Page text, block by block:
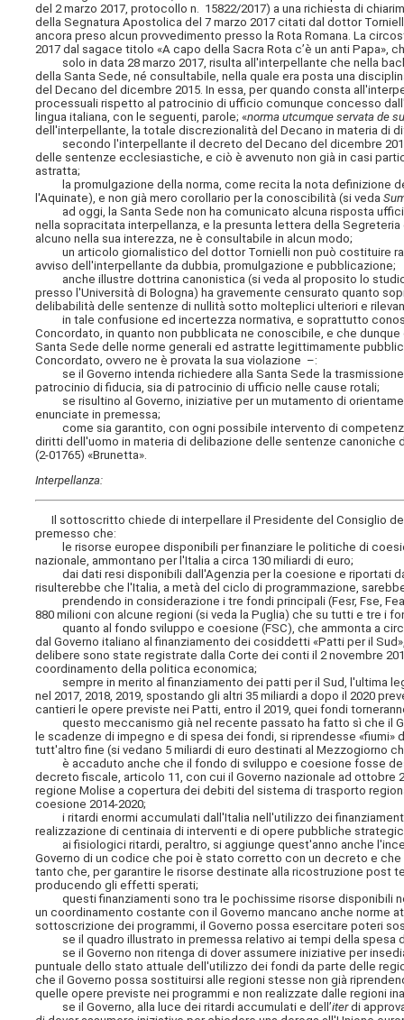
del 2 marzo 2017, protocollo n. 15822/2017) a una richiesta di
della Segnatura Apostolica del 7 marzo 2017 citati dal dottor
ancora preso alcun provvedimento presso la Rota Romana. La
2017 dal sagace titolo «A capo della Sacra Rota c’è un anti
solo in data 28 marzo 2017, risulta all'interpellante che nella
della Santa Sede, né consultabile, nella quale era posta una
del Decano del dicembre 2015. In essa, per quando consta
processuali rispetto al patrocinio di ufficio comunque concesso
lingua italiana, con le seguenti, parole; «norma utcumque servata de
dell'interpellante, la totale discrezionalità del Decano in materia di
secondo l'interpellante il decreto del Decano del dicembre
delle sentenze ecclesiastiche, e ciò è avvenuto non già in casi
astratta;
la promulgazione della norma, come recita la nota definizione
l'Aquinate), e non già mero corollario per la conoscibilità (si veda
ad oggi, la Santa Sede non ha comunicato alcuna risposta
nella sopracitata interpellanza, e la presunta lettera della
alcuno nella sua interezza, ne è consultabile in alcun modo;
un articolo giornalistico del dottor Tornielli non può costituire
avviso dell'interpellante da dubbia, promulgazione e pubblicazione;
anche illustre dottrina canonistica (si veda al proposito lo
presso l'Università di Bologna) ha gravemente censurato quanto
delibabilità delle sentenze di nullità sotto molteplici ulteriori e
in tale confusione ed incertezza normativa, e soprattutto
Concordato, in quanto non pubblicata ne conoscibile, e che
Santa Sede delle norme generali ed astratte legittimamente
Concordato, ovvero ne è provata la sua violazione –:
se il Governo intenda richiedere alla Santa Sede la
patrocinio di fiducia, sia di patrocinio di ufficio nelle cause rotali;
se risultino al Governo, iniziative per un mutamento di
enunciate in premessa;
come sia garantito, con ogni possibile intervento di
diritti dell'uomo in materia di delibazione delle sentenze canoniche
(2-01765) «Brunetta».
Interpellanza:
Il sottoscritto chiede di interpellareil Presidente del Consiglio
premesso che:
le risorse europee disponibili per finanziare le politiche di
nazionale, ammontano per l'Italia a circa 130 miliardi di euro;
dai dati resi disponibili dall'Agenzia per la coesione e riportati
risulterebbe che l'Italia, a metà del ciclo di programmazione,
prendendo in considerazione i tre fondi principali (Fesr, Fse,
880 milioni con alcune regioni (si veda la Puglia) che su tutti e tre i
quanto al fondo sviluppo e coesione (FSC), che ammonta a
dal Governo italiano al finanziamento dei cosiddetti «Patti per il
delibere sono state registrate dalla Corte dei conti il 2 novembre
coordinamento della politica economica;
sempre in merito al finanziamento dei patti per il Sud, l'ultima
nel 2017, 2018, 2019, spostando gli altri 35 miliardi a dopo il 2020
cantieri le opere previste nei Patti, entro il 2019, quei fondi
questo meccanismo già nel recente passato ha fatto sì che il
le scadenze di impegno e di spesa dei fondi, si riprendesse
tutt'altro fine (si vedano 5 miliardi di euro destinati al Mezzogiorno
è accaduto anche che il fondo di sviluppo e coesione fosse
decreto fiscale, articolo 11, con cui il Governo nazionale ad ottobre
regione Molise a copertura dei debiti del sistema di trasporto
coesione 2014-2020;
i ritardi enormi accumulati dall'Italia nell'utilizzo dei finanziamenti
realizzazione di centinaia di interventi e di opere pubbliche
ai fisiologici ritardi, peraltro, si aggiunge quest'anno anche
Governo di un codice che poi è stato corretto con un decreto e
tanto che, per garantire le risorse destinate alla ricostruzione post
producendo gli effetti sperati;
questi finanziamenti sono tra le pochissime risorse disponibili
un coordinamento costante con il Governo mancano anche norme
sottoscrizione dei programmi, il Governo possa esercitare poteri
se il quadro illustrato in premessa relativo ai tempi della spesa
se il Governo non ritenga di dover assumere iniziative per
puntuale dello stato attuale dell'utilizzo dei fondi da parte delle
che il Governo possa sostituirsi alle regioni stesse non già
quelle opere previste nei programmi e non realizzate dalle regioni
se il Governo, alla luce dei ritardi accumulati e dell’iterdi